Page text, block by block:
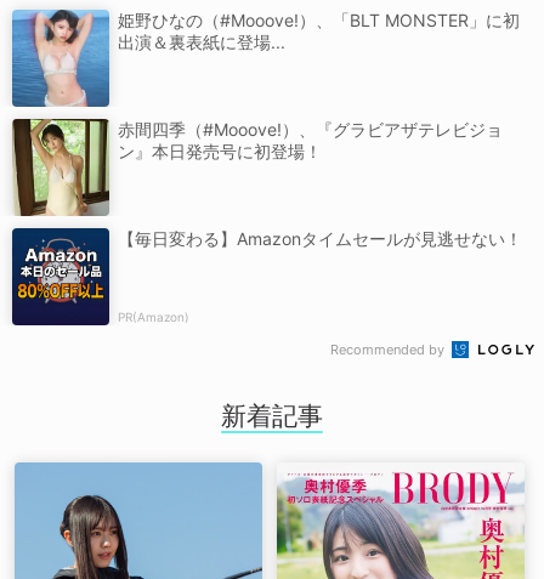
姫野ひなの（#Mooove!）、「BLT MONSTER」に初
出演＆裏表紙に登場...
赤間四季（#Mooove!）、『グラビアザテレビジョ
ン』本日発売号に初登場！
【毎日変わる】Amazonタイムセールが見逃せない！
PR(Amazon)
Recommended by
新着記事